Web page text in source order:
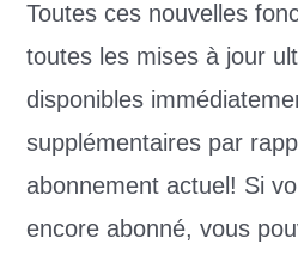
Toutes ces nouvelles
toutes les mises à jour
disponibles
supplémentaires par
abonnement actuel! Si
encore abonné, vous